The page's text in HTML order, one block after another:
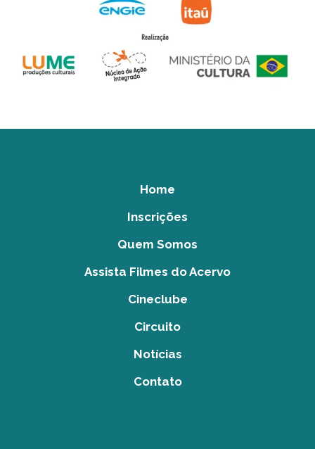
Home
Inscrições
Quem Somos
Assista Filmes do Acervo
Cineclube
Circuito
Notícias
Contato